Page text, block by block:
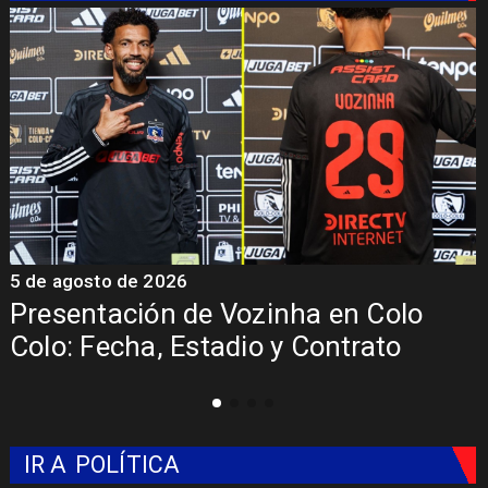
La Roja enfrentará a los anfitriones
del Mundial 2026
5 de agosto de 2026
IR A POLÍTICA